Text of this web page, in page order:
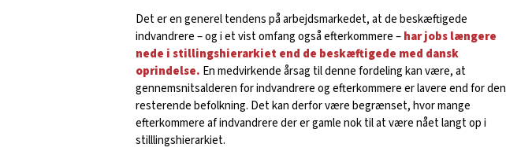
Det er en generel tendens på arbejdsmarkedet, at de beskæftigede
indvandrere – og i et vist omfang også efterkommere –har jobs længere
nede i stillingshierarkiet end de beskæftigede med dansk
oprindelse. En medvirkende årsag til denne fordeling kan være, at
gennemsnitsalderen for indvandrere og efterkommere er lavere end for den
resterende befolkning. Det kan derfor være begrænset, hvor mange
efterkommere af indvandrere der er gamle nok til at være nået langt op i
stilllingshierarkiet.